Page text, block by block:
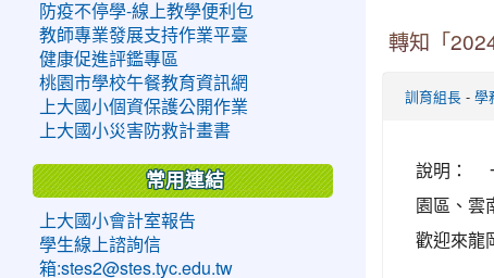
轉知「
訓育組長 - 學
說明：
園區、雲
歡迎來龍
防疫不停學-線上教學便利包
教師專業發展支持作業平臺
健康促進評鑑專區
桃園市學校午餐教育資訊網
上大國小個資保護公開作業
上大國小災害防救計畫書
常用連結
上大國小會計室報告
學生線上諮詢信
箱:stes2@stes.tyc.edu.tw